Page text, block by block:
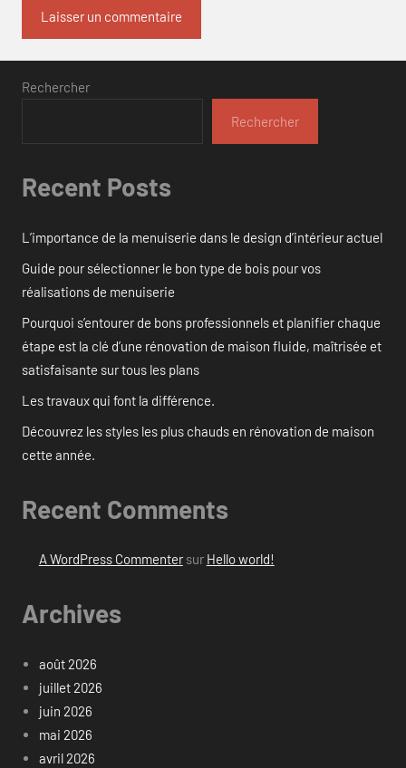
Rechercher
Rechercher
Recent Posts
L’importance de la menuiserie dans le design d’intérieur actuel
Guide pour sélectionner le bon type de bois pour vos
réalisations de menuiserie
Pourquoi s’entourer de bons professionnels et planifier chaque
étape est la clé d’une rénovation de maison fluide, maîtrisée et
satisfaisante sur tous les plans
Les travaux qui font la différence.
Découvrez les styles les plus chauds en rénovation de maison
cette année.
Recent Comments
A WordPress Commentersur Hello world!
Archives
août 2026
juillet 2026
juin 2026
mai 2026
avril 2026